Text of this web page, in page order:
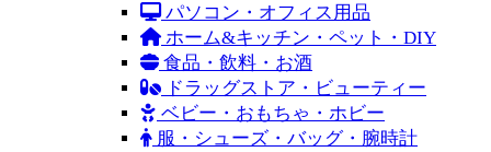
パソコン・オフィス用品
ホーム&キッチン・ペット・DIY
食品・飲料・お酒
ドラッグストア・ビューティー
ベビー・おもちゃ・ホビー
服・シューズ・バッグ・腕時計